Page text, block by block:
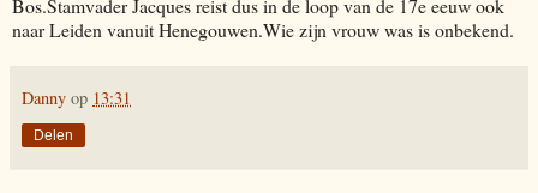
Bos.Stamvader Jacques reist dus in de loop van de 17e eeuw ook
naar Leiden vanuit Henegouwen.Wie zijn vrouw was is onbekend.
Danny op 13:31
Delen